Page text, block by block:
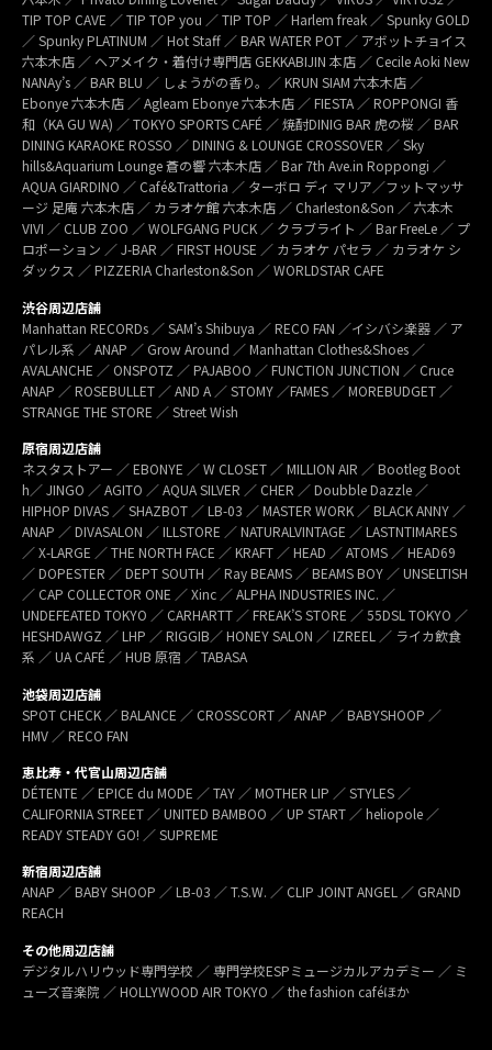
TIP TOP CAVE ／ TIP TOP you ／ TIP TOP ／ Harlem freak ／ Spunky GOLD
／ Spunky PLATINUM ／ Hot Staff ／ BAR WATER POT ／ アボットチョイス
六本木店 ／ ヘアメイク・着付け専門店 GEKKABIJIN 本店 ／ Cecile Aoki New
NANAy’s ／ BAR BLU ／ しょうがの香り。／ KRUN SIAM 六本木店 ／
Ebonye 六本木店 ／ Agleam Ebonye 六本木店 ／ FIESTA ／ ROPPONGI 香
和（KA GU WA) ／ TOKYO SPORTS CAFÉ ／ 焼酎DINIG BAR 虎の桜 ／ BAR
DINING KARAOKE ROSSO ／ DINING & LOUNGE CROSSOVER ／ Sky
hills&Aquarium Lounge 蒼の響 六本木店 ／ Bar 7th Ave.in Roppongi ／
AQUA GIARDINO ／ Café&Trattoria ／ ターボロ ディ マリア／フットマッサ
ージ 足庵 六本木店 ／ カラオケ館 六本木店 ／ Charleston&Son ／ 六本木
VIVI ／ CLUB ZOO ／ WOLFGANG PUCK ／ クラブライト ／ Bar FreeLe ／ プ
ロポーション ／ J-BAR ／ FIRST HOUSE ／ カラオケ パセラ ／ カラオケ シ
ダックス ／ PIZZERIA Charleston&Son ／ WORLDSTAR CAFE
渋谷周辺店舗
Manhattan RECORDs ／ SAM’s Shibuya ／ RECO FAN ／イシバシ楽器 ／ ア
パレル系 ／ ANAP ／ Grow Around ／ Manhattan Clothes&Shoes ／
AVALANCHE ／ ONSPOTZ ／ PAJABOO ／ FUNCTION JUNCTION ／ Cruce
ANAP ／ ROSEBULLET ／ AND A ／ STOMY ／FAMES ／ MOREBUDGET ／
STRANGE THE STORE ／ Street Wish
原宿周辺店舗
ネスタストアー ／ EBONYE ／ W CLOSET ／ MILLION AIR ／ Bootleg Boot
h／ JINGO ／ AGITO ／ AQUA SILVER ／ CHER ／ Doubble Dazzle ／
HIPHOP DIVAS ／ SHAZBOT ／ LB-03 ／ MASTER WORK ／ BLACK ANNY ／
ANAP ／ DIVASALON ／ ILLSTORE ／ NATURALVINTAGE ／ LASTNTIMARES
／ X-LARGE ／ THE NORTH FACE ／ KRAFT ／ HEAD ／ ATOMS ／ HEAD69
／ DOPESTER ／ DEPT SOUTH ／ Ray BEAMS ／ BEAMS BOY ／ UNSELTISH
／ CAP COLLECTOR ONE ／ Xinc ／ ALPHA INDUSTRIES INC. ／
UNDEFEATED TOKYO ／ CARHARTT ／ FREAK’S STORE ／ 55DSL TOKYO ／
HESHDAWGZ ／ LHP ／ RIGGIB／ HONEY SALON ／ IZREEL ／ ライカ飲食
系 ／ UA CAFÉ ／ HUB 原宿 ／ TABASA
池袋周辺店舗
SPOT CHECK ／ BALANCE ／ CROSSCORT ／ ANAP ／ BABYSHOOP ／
HMV ／ RECO FAN
恵比寿・代官山周辺店舗
DÉTENTE ／ EPICE du MODE ／ TAY ／ MOTHER LIP ／ STYLES ／
CALIFORNIA STREET ／ UNITED BAMBOO ／ UP START ／ heliopole ／
READY STEADY GO! ／ SUPREME
新宿周辺店舗
ANAP ／ BABY SHOOP ／ LB-03 ／ T.S.W. ／ CLIP JOINT ANGEL ／ GRAND
REACH
その他周辺店舗
デジタルハリウッド専門学校 ／ 専門学校ESPミュージカルアカデミー ／ ミ
ューズ音楽院 ／ HOLLYWOOD AIR TOKYO ／ the fashion caféほか